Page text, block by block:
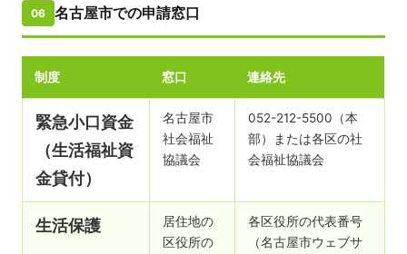
06 名古屋市での申請窓口
制度 窓口 連絡先
緊急小口資金
（生活福祉資
金貸付）
名古屋市
社会福祉
協議会
052-212-5500（本
部）または各区の社
会福祉協議会
生活保護
居住地の
区役所の
各区役所の代表番号
（名古屋市ウェブサ